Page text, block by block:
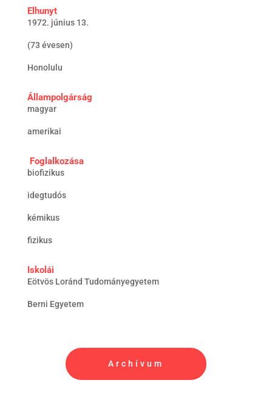
Elhunyt
1972. június 13.
(73 évesen)
Honolulu
Állampolgárság
magyar
amerikai
Foglalkozása
biofizikus
idegtudós
kémikus
fizikus
Iskolái
Eötvös Loránd Tudományegyetem
Berni Egyetem
Archívum